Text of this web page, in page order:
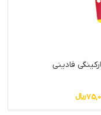
فادینی
﷼